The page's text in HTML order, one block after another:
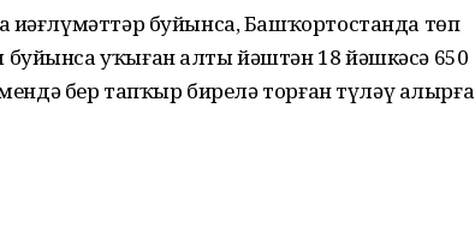
иәғлүмәттәр буйынса, Башҡортостанда төп
уҡыған алты йәштән 18 йәшкәсә 650
бер тапҡыр бирелә торған түләү алырға